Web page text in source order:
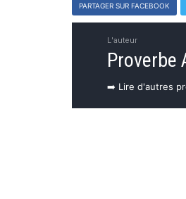
PARTAGER SUR FACEBOOK
L'auteur
Proverbe
➡️ Lire d'autres